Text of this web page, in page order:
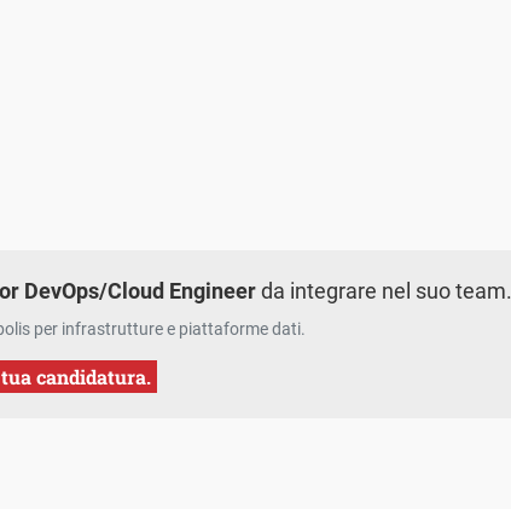
DevOps/Cloud Engineerda integrare nel suo team.
per infrastrutture e piattaforme dati.
candidatura.